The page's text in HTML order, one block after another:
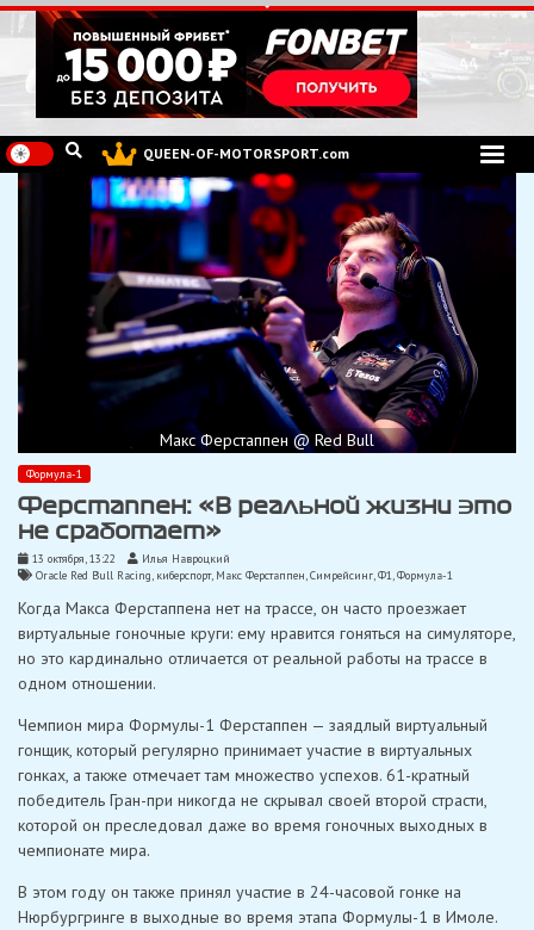
Перейти
к
содержимому
QUEEN-OF-MOTORSPORT.com
Макс Ферстаппен @ Red Bull
Формула-1
Ферстаппен: «В реальной жизни это
не сработает»
13 октября, 13:22
Илья Навроцкий
Oracle Red Bull Racing, киберспорт, Макс Ферстаппен,Симрейсинг,Ф1,Формула-1
Когда Макса Ферстаппена нет на трассе, он часто проезжает
виртуальные гоночные круги: ему нравится гоняться на симуляторе,
но это кардинально отличается от реальной работы на трассе в
одном отношении.
Чемпион мира Формулы-1 Ферстаппен — заядлый виртуальный
гонщик, который регулярно принимает участие в виртуальных
гонках, а также отмечает там множество успехов. 61-кратный
победитель Гран-при никогда не скрывал своей второй страсти,
которой он преследовал даже во время гоночных выходных в
чемпионате мира.
В этом году он также принял участие в 24-часовой гонке на
Нюрбургринге в выходные во время этапа Формулы-1 в Имоле.